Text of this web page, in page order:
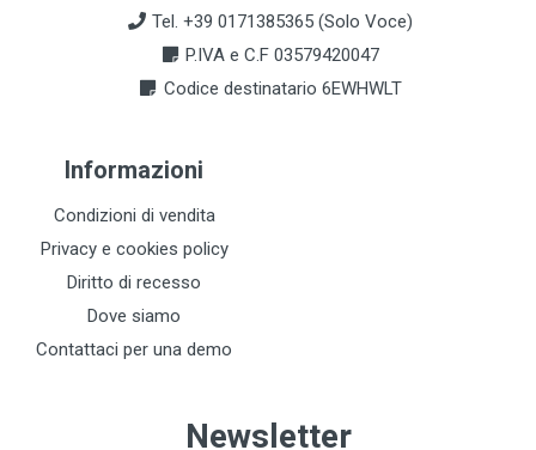
Tel. +39 0171385365 (Solo Voce)
P.IVA e C.F 03579420047
Codice destinatario 6EWHWLT
Informazioni
Condizioni di vendita
Privacy e cookies policy
Diritto di recesso
Dove siamo
Contattaci per una demo
Newsletter